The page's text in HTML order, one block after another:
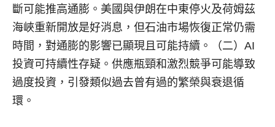
斷可能推高通膨。美國與伊朗在中東停火及荷姆茲
海峽重新開放是好消息，但石油市場恢復正常仍需
時間，對通膨的影響已顯現且可能持續。（二）AI
投資可持續性存疑。供應瓶頸和激烈競爭可能導致
過度投資，引發類似過去曾有過的繁榮與衰退循
環。